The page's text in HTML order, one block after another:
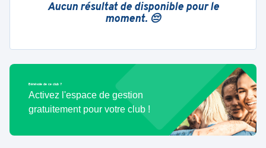
Aucun résultat de disponible pour le
moment. 😔
Bénévole de ce club ?
Activez l'espace de gestion
gratuitement pour votre club !